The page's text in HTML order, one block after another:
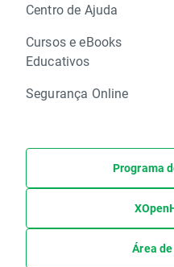
Centro de Ajuda
Cursos e eBooks
Educativos
Segurança Online
Programa
Área